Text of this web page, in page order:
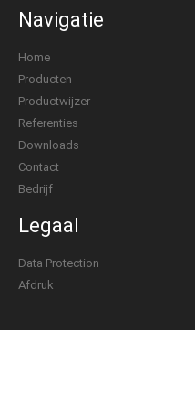
Navigatie
Home
Producten
Productwijzer
Referenties
Downloads
Contact
Bedrijf
Legaal
Data Protection
Afdruk